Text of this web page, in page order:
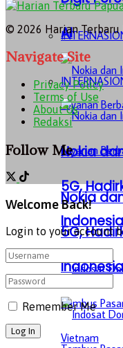
Nokia
5G,
Indonesia
AI
Nokia
5G,
Indonesia
© 2026 Harian Terbaru
Navigate Site
Privacy Policy
Terms of Use
About Us
Redaksi
Follow Me
Welcome Back!
Login to your account
Remember Me